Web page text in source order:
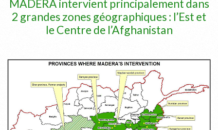
MADERA intervient principalement dans
2 grandes zones géographiques : l’Est et
le Centre de l’Afghanistan